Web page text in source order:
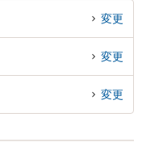
変更
変更
変更